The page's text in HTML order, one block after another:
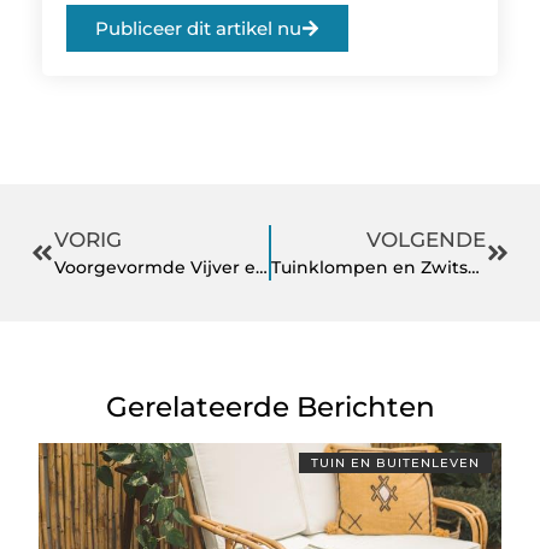
Publiceer dit artikel nu
VORIG
Voorgevormde Vijver en Graszoden Kopen: De Basis voor een Mooie Tuin
VOLGENDE
Tuinklompen en Zwitscherbox met Vogelgeluiden: Essentiële Tuinaccessoires voor Comfort en Sfeer
Gerelateerde Berichten
TUIN EN BUITENLEVEN